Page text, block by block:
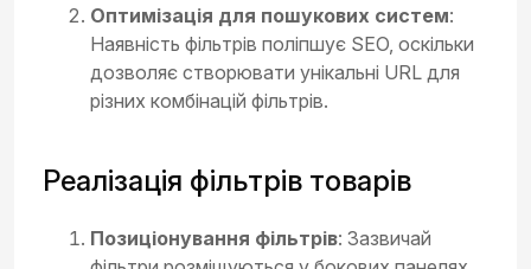
Оптимізація для пошукових систем:
Наявність фільтрів поліпшує SEO, оскільки
дозволяє створювати унікальні URL для
різних комбінацій фільтрів.
Реалізація фільтрів товарів
Позиціонування фільтрів: Зазвичай